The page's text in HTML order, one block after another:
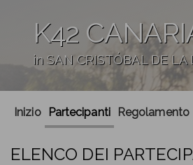
K42
in SAN CRISTÓBAL DE
Inizio Partecipanti Regolamento
ELENCO DEI